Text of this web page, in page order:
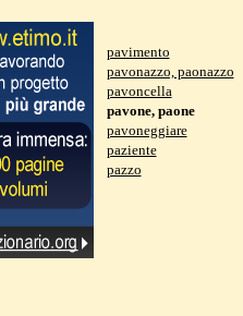
pavimento
pavonazzo, paonazzo
pavoncella
pavone, paone
pavoneggiare
paziente
pazzo